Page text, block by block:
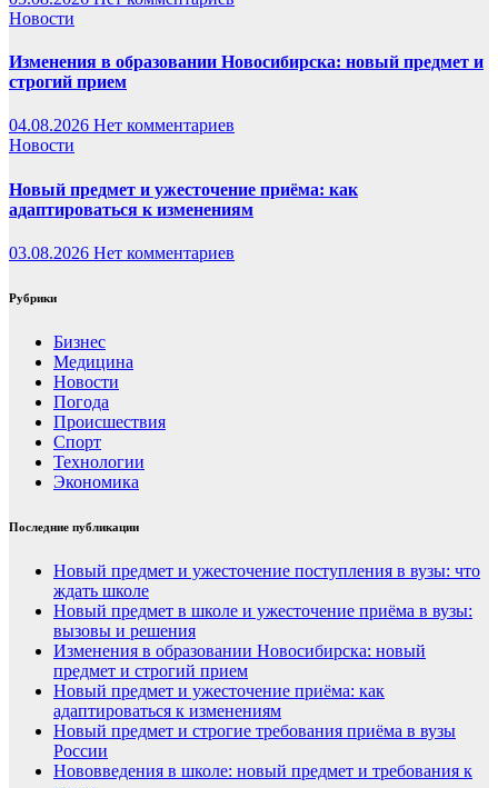
Новости
Изменения в образовании Новосибирска: новый предмет и
строгий прием
04.08.2026 Нет комментариев
Новости
Новый предмет и ужесточение приёма: как
адаптироваться к изменениям
03.08.2026 Нет комментариев
Рубрики
Бизнес
Медицина
Новости
Погода
Происшествия
Спорт
Технологии
Экономика
Последние публикации
Новый предмет и ужесточение поступления в вузы: что
ждать школе
Новый предмет в школе и ужесточение приёма в вузы:
вызовы и решения
Изменения в образовании Новосибирска: новый
предмет и строгий прием
Новый предмет и ужесточение приёма: как
адаптироваться к изменениям
Новый предмет и строгие требования приёма в вузы
России
Нововведения в школе: новый предмет и требования к